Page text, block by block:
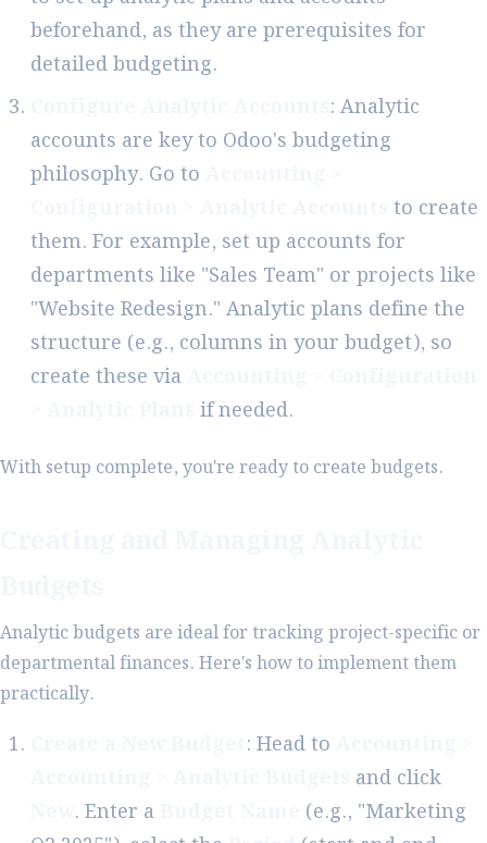
beforehand, as they are prerequisites for
detailed budgeting.
: Analytic
accounts are key to Odoo's budgeting
philosophy. Go to
to create
them. For example, set up accounts for
departments like "Sales Team" or projects like
"Website Redesign." Analytic plans define the
structure (e.g., columns in your budget), so
create these via
if needed.
With setup complete, you're ready to create budgets.
Analytic budgets are ideal for tracking project-specific or
departmental finances. Here's how to implement them
practically.
: Head to
and click
. Enter a
(e.g., "Marketing